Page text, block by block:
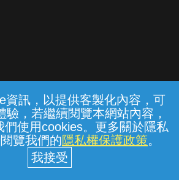
資訊，以提供客製化內容，可
驗，若繼續閱覽本網站內容，
們使用cookies。更多關於隱私
覽我們的隱私權保護政策。
客服 服務條款 隱私權保護
份有限公司個人家庭分公司
號：96979949) © 2026
{{notifyMsg}}